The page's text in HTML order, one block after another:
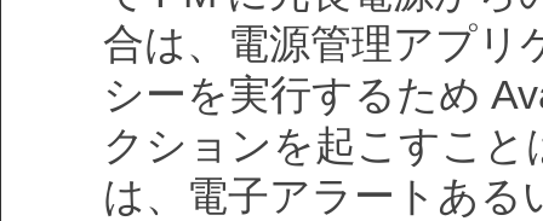
合は、電源管理アプリ
シーを実行するため
クションを起こすこ
は、電子アラートある